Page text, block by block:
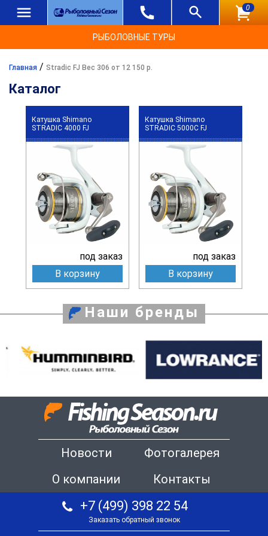
0
РЫБОЛОВНЫЕ ТУРЫ
Главная / Stradic FJ Вес 306 от 12 150 р.
Каталог
Катушка Shimano
STRADIC 4000 FJ
под заказ
В корзину
Катушка Shimano
STRADIC 5000C FJ
под заказ
В корзину
Наши бренды
Новости
Фотогалерея
О компании
Контакты
+7 (499) 398 22 54
Заказать обратный звонок